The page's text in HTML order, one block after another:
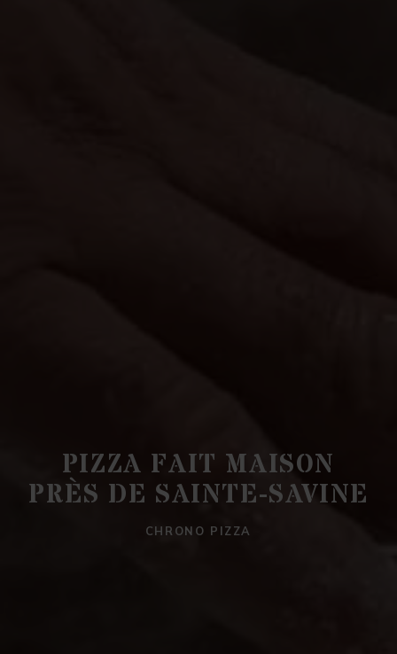
PIZZA FAIT MAISON
PRÈS DE SAINTE-SAVINE
CHRONO PIZZA